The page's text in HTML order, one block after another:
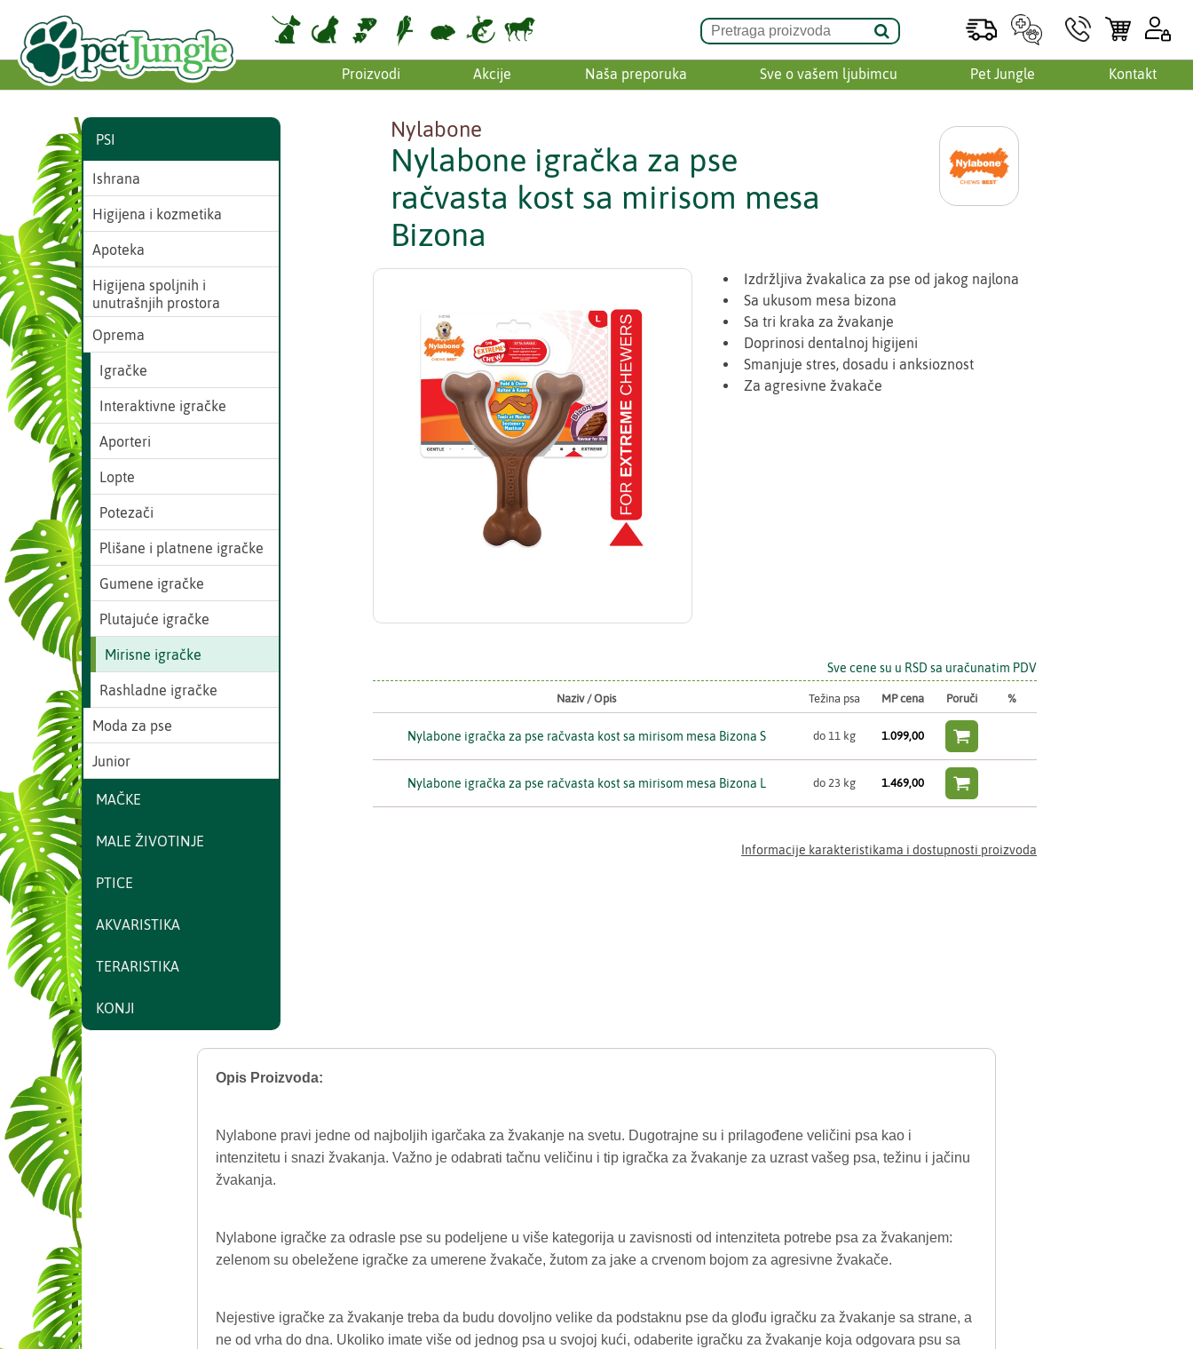
Proizvodi Akcije Naša preporuka Sve o vašem ljubimcu Pet Jungle Kontakt
Nylabone
Nylabone igračka za pse
račvasta kost sa mirisom mesa
Bizona
Izdržljiva žvakalica za pse od jakog najlona
Sa ukusom mesa bizona
Sa tri kraka za žvakanje
Doprinosi dentalnoj higijeni
Smanjuje stres, dosadu i anksioznost
Za agresivne žvakače
Sve cene su u RSD sa uračunatim PDV
Naziv / Opis Težina psa MP cena Poruči %
Nylabone igračka za pse račvasta kost sa mirisom mesa Bizona S do 11 kg 1.099,00 
Nylabone igračka za pse račvasta kost sa mirisom mesa Bizona L do 23 kg 1.469,00 
Informacije karakteristikama i dostupnosti proizvoda
Opis Proizvoda:
Nylabone pravi jedne od najboljih igarčaka za žvakanje na svetu. Dugotrajne su i prilagođene veličini psa kao i
intenzitetu i snazi žvakanja. Važno je odabrati tačnu veličinu i tip igračka za žvakanje za uzrast vašeg psa, težinu i jačinu
žvakanja.
Nylabone igračke za odrasle pse su podeljene u više kategorija u zavisnosti od intenziteta potrebe psa za žvakanjem:
zelenom su obeležene igračke za umerene žvakače, žutom za jake a crvenom bojom za agresivne žvakače.
Nejestive igračke za žvakanje treba da budu dovoljno velike da podstaknu pse da glođu igračku za žvakanje sa strane, a
ne od vrha do dna. Ukoliko imate više od jednog psa u svojoj kući, odaberite igračku za žvakanje koja odgovara psu sa
PSI
Ishrana
Higijena i kozmetika
Apoteka
Higijena spoljnih i
unutrašnjih prostora
Oprema
Igračke
Interaktivne igračke
Aporteri
Lopte
Potezači
Plišane i platnene igračke
Gumene igračke
Plutajuće igračke
Mirisne igračke
Rashladne igračke
Moda za pse
Junior
MAČKE
MALE ŽIVOTINJE
PTICE
AKVARISTIKA
TERARISTIKA
KONJI